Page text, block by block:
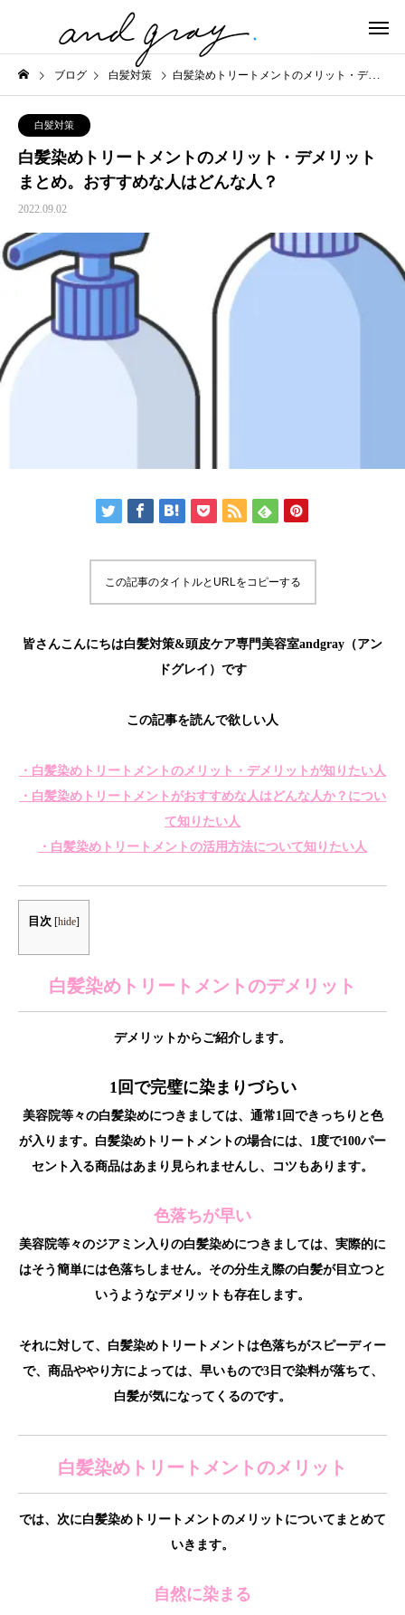
ブログ 白髪対策 白髪染めトリートメントのメリット・デメリットまとめ。おすすめな人はどんな人？
白髪対策
白髪染めトリートメントのメリット・デメリット
まとめ。おすすめな人はどんな人？
2022.09.02
この記事のタイトルとURLをコピーする
皆さんこんにちは白髪対策&頭皮ケア専門美容室andgray（アン
ドグレイ）です
この記事を読んで欲しい人
・白髪染めトリートメントのメリット・デメリットが知りたい人
・白髪染めトリートメントがおすすめな人はどんな人か？につい
て知りたい人
・白髪染めトリートメントの活用方法について知りたい人
目次 [hide]
白髪染めトリートメントのデメリット
デメリットからご紹介します。
1回で完璧に染まりづらい
美容院等々の白髪染めにつきましては、通常1回できっちりと色
が入ります。白髪染めトリートメントの場合には、1度で100パー
セント入る商品はあまり見られませんし、コツもあります。
色落ちが早い
美容院等々のジアミン入りの白髪染めにつきましては、実際的に
はそう簡単には色落ちしません。その分生え際の白髪が目立つと
いうようなデメリットも存在します。
それに対して、白髪染めトリートメントは色落ちがスピーディー
で、商品ややり方によっては、早いもので3日で染料が落ちて、
白髪が気になってくるのです。
白髪染めトリートメントのメリット
では、次に白髪染めトリートメントのメリットについてまとめて
いきます。
自然に染まる